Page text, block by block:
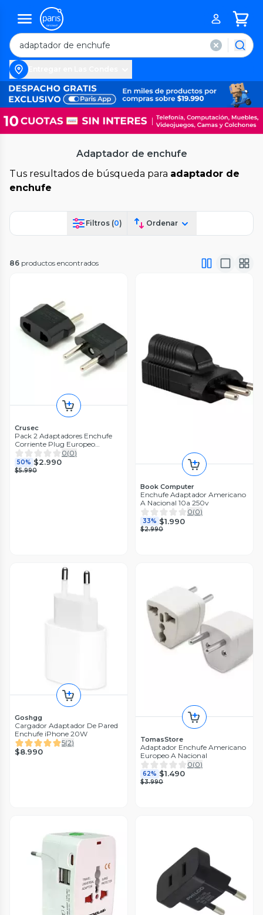
Adaptador de enchufe
Tus resultados de búsqueda para adaptador de
enchufe
Filtros (0) Ordenar
86 productos encontrados
Crusec
Pack 2 Adaptadores Enchufe
Corriente Plug Europeo
Americano
0(0)
50% $2.990
$5.990
Book Computer
Enchufe Adaptador Americano
A Nacional 10a 250v
0(0)
33% $1.990
$2.990
Goshgg
Cargador Adaptador De Pared
Enchufe iPhone 20W
5(2)
$8.990
TomasStore
Adaptador Enchufe Americano
Europeo A Nacional
0(0)
62% $1.490
$3.990